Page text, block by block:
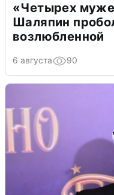
«Четырех
Шаляпин
возлюбленной
6 августа 90